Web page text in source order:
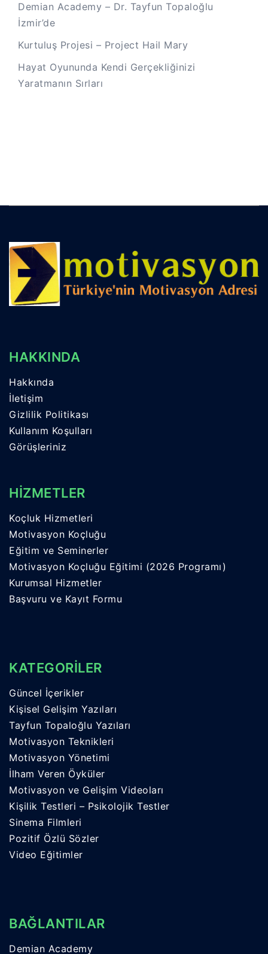
Demian Academy – Dr. Tayfun Topaloğlu
İzmir’de
Kurtuluş Projesi – Project Hail Mary
Hayat Oyununda Kendi Gerçekliğinizi
Yaratmanın Sırları
HAKKINDA
Hakkında
İletişim
Gizlilik Politikası
Kullanım Koşulları
Görüşleriniz
HİZMETLER
Koçluk Hizmetleri
Motivasyon Koçluğu
Eğitim ve Seminerler
Motivasyon Koçluğu Eğitimi (2026 Programı)
Kurumsal Hizmetler
Başvuru ve Kayıt Formu
KATEGORİLER
Güncel İçerikler
Kişisel Gelişim Yazıları
Tayfun Topaloğlu Yazıları
Motivasyon Teknikleri
Motivasyon Yönetimi
İlham Veren Öyküler
Motivasyon ve Gelişim Videoları
Kişilik Testleri – Psikolojik Testler
Sinema Filmleri
Pozitif Özlü Sözler
Video Eğitimler
BAĞLANTILAR
Demian Academy